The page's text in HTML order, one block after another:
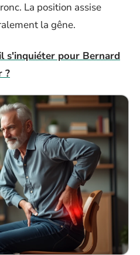
La position assise
la gêne.
s'inquiéter pour Bernard
?